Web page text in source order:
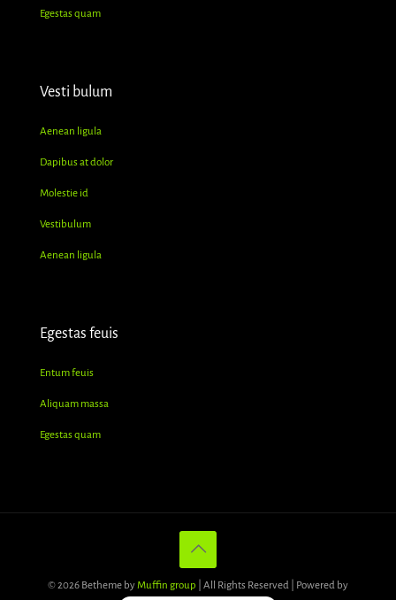
Egestas quam
Vesti bulum
Aenean ligula
Dapibus at dolor
Molestie id
Vestibulum
Aenean ligula
Egestas feuis
Entum feuis
Aliquam massa
Egestas quam
© 2026 Betheme byMuffin group | All Rights Reserved | Powered by